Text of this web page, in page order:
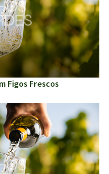
Figos Frescos